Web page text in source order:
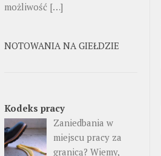
możliwość […]
NOTOWANIA NA GIEŁDZIE
Kodeks pracy
Zaniedbania w
miejscu pracy za
granicą? Wiemy,